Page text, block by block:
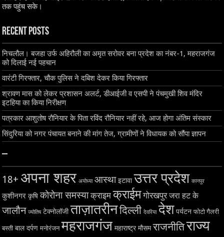
तक पहुंच सके।
Recent Posts
निचलौल। बजहा उर्फ अहिरौली का अमृत सरोवर बना प्रदेश का नंबर-1, महराजगंज
को दिलाई नई पहचान
वारंटी गिरफ्तार, चौक पुलिस ने दबिश देकर किया गिरफ्तार
श्रावण मास को लेकर प्रशासन अलर्ट, डीआईजी व एसपी ने पंचमुखी शिव मंदिर
इटहिया का किया निरीक्षण
पत्रकार आशुतोष रौनियार के पिता रविंद रौनियार नहीं रहे, आज होगा अंतिम संस्कार
सिंदुरिया को नगर पंचायत बनाने की मांग तेज, ग्रामीणों ने विधायक को सौंपा ज्ञापन
–
18+ अपना शहर अयोध्या आस्था इटावा उत्तर प्रदेश कानपुर
कुशीनगर कृषि कोरोना समस्या क्राइम क्राईम गोरखपुर जरा हट के
जालौन ज्योतिष टेक्नोलॉजी ताज़ातरीनदिल्ली देवरिया देश पर्यटन फोटो गैलरी
बस्ती बाल दर्पण मनोरंजन महराजगंज महाराष्ट्र मौसम राजनीतिराज्य